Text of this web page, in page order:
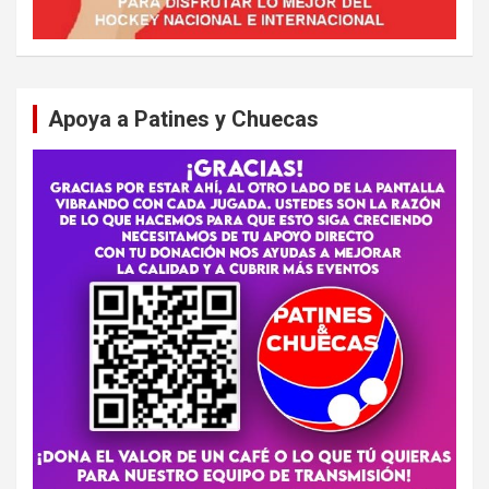
Apoya a Patines y Chuecas